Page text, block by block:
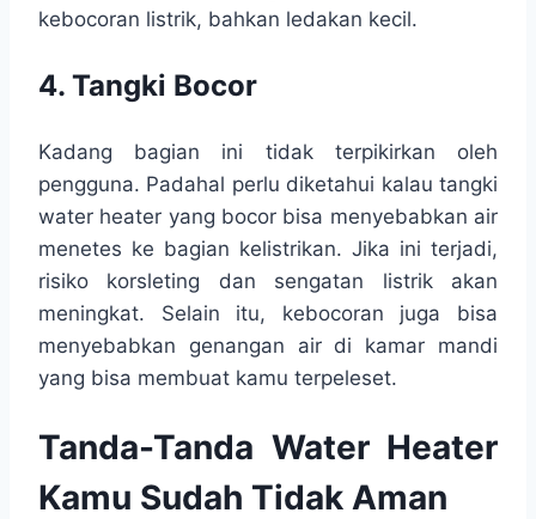
kebocoran listrik, bahkan ledakan kecil.
4. Tangki Bocor
Kadang bagian ini tidak terpikirkan oleh
pengguna. Padahal perlu diketahui kalau tangki
water heater yang bocor bisa menyebabkan air
menetes ke bagian kelistrikan. Jika ini terjadi,
risiko korsleting dan sengatan listrik akan
meningkat. Selain itu, kebocoran juga bisa
menyebabkan genangan air di kamar mandi
yang bisa membuat kamu terpeleset.
Tanda-Tanda Water Heater
Kamu Sudah Tidak Aman